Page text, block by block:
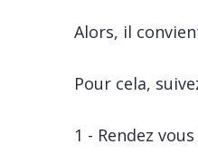
Alors, il
Pour cela,
1 - Rendez